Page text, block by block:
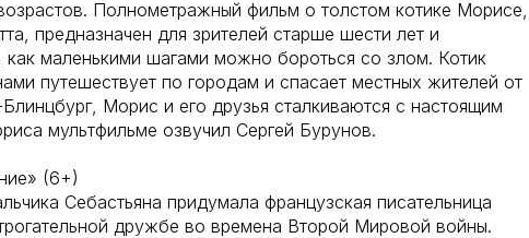
Полнометражный фильм о толстом котике Морисе,
предназначен для зрителей старше шести лет и
маленькими шагами можно бороться со злом. Котик
путешествует по городам и спасает местных жителей от
Морис и его друзья сталкиваются с настоящим
мультфильме озвучил Сергей Бурунов.
(6+)
Себастьяна придумала французская писательница
дружбе во времена Второй Мировой войны.